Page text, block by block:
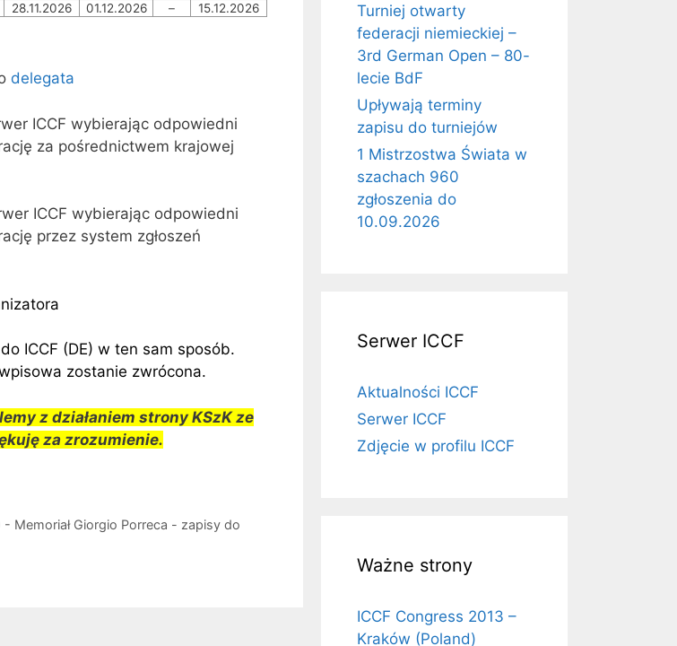
28.11.2026 01.12.2026 – 15.12.2026
delegata
ICCF wybierając odpowiedni
za pośrednictwem krajowej
ICCF wybierając odpowiedni
przez system zgłoszeń
ICCF (DE) w ten sam sposób.
zostanie zwrócona.
z działaniem strony KSzK ze
za zrozumienie.
Memoriał Giorgio Porreca - zapisy do
Turniej otwarty
federacji niemieckiej –
3rd German Open – 80-
lecie BdF
Upływają terminy
zapisu do turniejów
1 Mistrzostwa Świata w
szachach 960
zgłoszenia do
10.09.2026
Serwer ICCF
Aktualności ICCF
Serwer ICCF
Zdjęcie w profilu ICCF
Ważne strony
ICCF Congress 2013 –
Kraków (Poland)